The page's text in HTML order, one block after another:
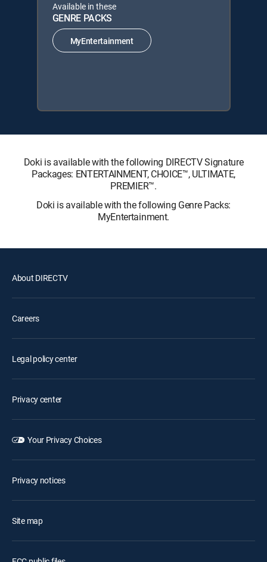
Available in these
GENRE PACKS
MyEntertainment
Doki is available with the following DIRECTV Signature
Packages: ENTERTAINMENT, CHOICE™, ULTIMATE,
PREMIER™.
Doki is available with the following Genre Packs:
MyEntertainment.
About DIRECTV
Careers
Legal policy center
Privacy center
Your Privacy Choices
Privacy notices
Site map